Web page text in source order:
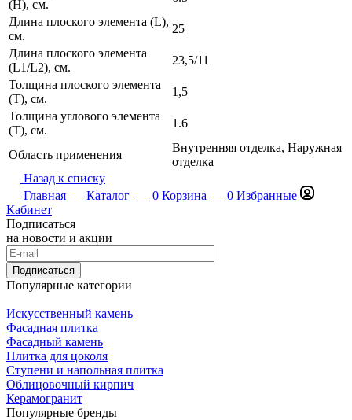
(H), см.
Длина плоского элемента (L),
см.
25
Длина плоского элемента
(L1/L2), см.
23,5/11
Толщина плоского элемента
(T), см.
1,5
Толщина углового элемента
(T), см.
1.6
Область применения
Внутренняя отделка, Наружная
отделка
Назад к списку
Главная
Каталог 0 Корзина 0 Избранные
Кабинет
Подписаться
на новости и акции
Подписаться
Популярные категории
Искусственный камень
Фасадная плитка
Фасадный камень
Плитка для цоколя
Ступени и напольная плитка
Облицовочный кирпич
Керамогранит
Популярные бренды